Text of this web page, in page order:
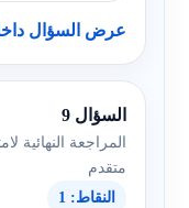
عرض السؤال داخل
السؤال 9
المراجعة النهائية
متقدم
النقاط: 1